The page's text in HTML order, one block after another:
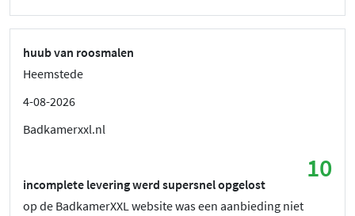
huub van roosmalen
Heemstede
4-08-2026
Badkamerxxl.nl
10
incomplete levering werd supersnel opgelost
op de BadkamerXXL website was een aanbieding niet